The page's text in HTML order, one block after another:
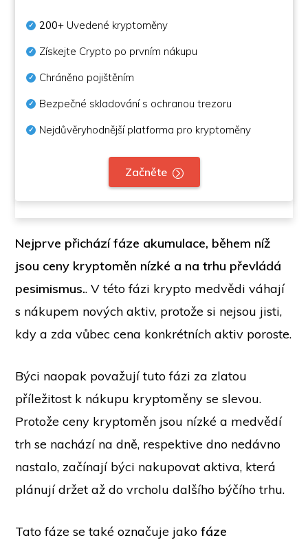
200+ Uvedené kryptoměny
Získejte Crypto po prvním nákupu
Chráněno pojištěním
Bezpečné skladování s ochranou trezoru
Nejdůvěryhodnější platforma pro kryptoměny
Začněte
Nejprve přichází fáze akumulace, během níž
jsou ceny kryptoměn nízké a na trhu převládá
pesimismus.. V této fázi krypto medvědi váhají
s nákupem nových aktiv, protože si nejsou jisti,
kdy a zda vůbec cena konkrétních aktiv poroste.
Býci naopak považují tuto fázi za zlatou
příležitost k nákupu kryptoměny se slevou.
Protože ceny kryptoměn jsou nízké a medvědí
trh se nachází na dně, respektive dno nedávno
nastalo, začínají býci nakupovat aktiva, která
plánují držet až do vrcholu dalšího býčího trhu.
Tato fáze se také označuje jakofáze